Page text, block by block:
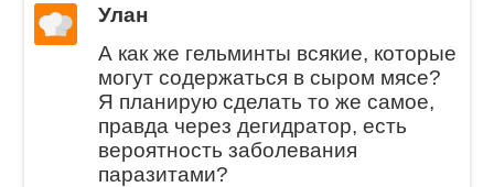
Улан
А как же гельминты всякие, которые
могут содержаться в сыром мясе?
Я планирую сделать то же самое,
правда через дегидратор, есть
вероятность заболевания
паразитами?